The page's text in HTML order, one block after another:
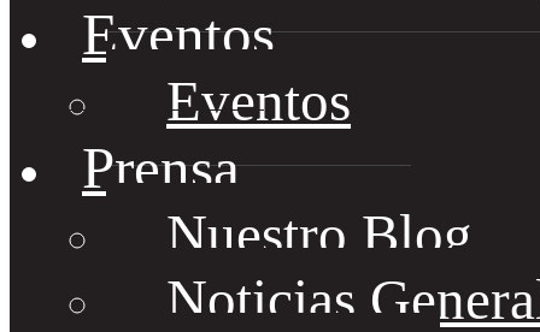
Eventos
Eventos
Prensa
Nuestro Blog
Noticias